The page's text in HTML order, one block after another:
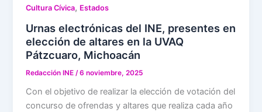
Cultura Cívica, Estados
Urnas electrónicas del INE, presentes en
elección de altares en la UVAQ
Pátzcuaro, Michoacán
Redacción INE /6 noviembre, 2025
Con el objetivo de realizar la elección de votación del
concurso de ofrendas y altares que realiza cada año